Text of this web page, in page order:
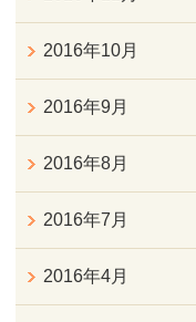
2016年10月
2016年9月
2016年8月
2016年7月
2016年4月